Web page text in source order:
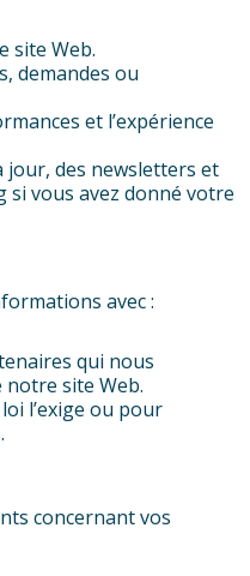
site Web.
demandes ou
et l’expérience
jour, des newsletters et
si vous avez donné votre
avec :
qui nous
notre site Web.
l’exige ou pour
concernant vos